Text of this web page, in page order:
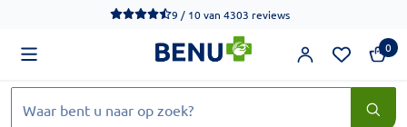
We werken momenteel hard aan het verbeteren van de
9 / 10van 4303 reviews
0